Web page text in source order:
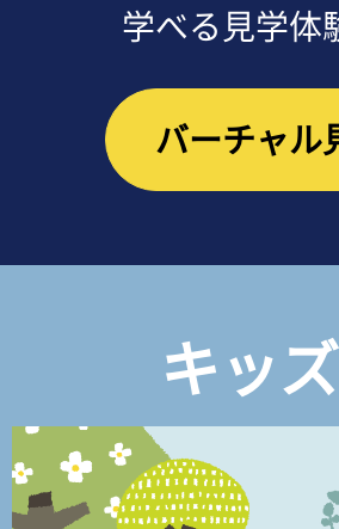
学べる見学体
バーチャル
キッ